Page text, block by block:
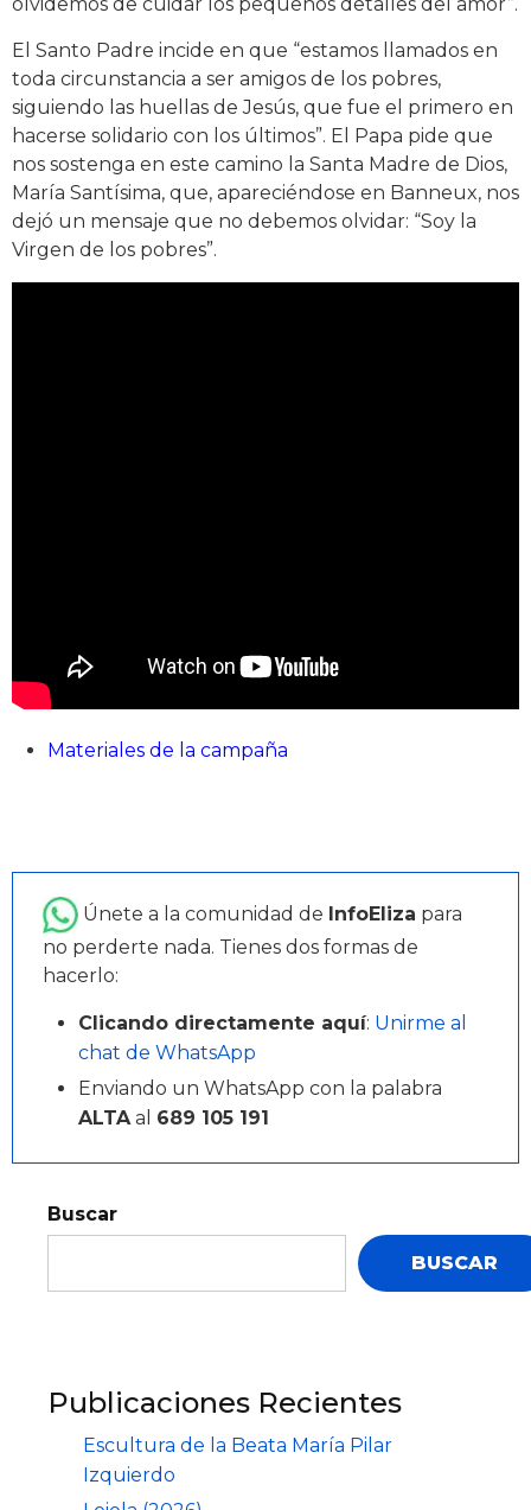
El Santo Padre incide en que “estamos llamados en
toda circunstancia a ser amigos de los pobres,
siguiendo las huellas de Jesús, que fue el primero en
hacerse solidario con los últimos”. El Papa pide que
nos sostenga en este camino la Santa Madre de Dios,
María Santísima, que, apareciéndose en Banneux, nos
dejó un mensaje que no debemos olvidar: “Soy la
Virgen de los pobres”.
Materiales de la campaña
Únete a la comunidad de InfoEliza para
no perderte nada. Tienes dos formas de
hacerlo:
Clicando directamente aquí: Unirme al
chat de WhatsApp
Enviando un WhatsApp con la palabra
ALTA al 689 105 191
Buscar
BUSCAR
Publicaciones Recientes
Escultura de la Beata María Pilar
Izquierdo